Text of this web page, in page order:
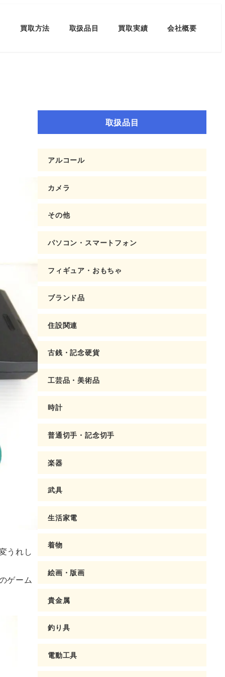
買取方法 取扱品目 買取実績 会社概要
うれし
ゲーム
取扱品目
アルコール
カメラ
その他
パソコン・スマートフォン
フィギュア・おもちゃ
ブランド品
住設関連
古銭・記念硬貨
工芸品・美術品
時計
普通切手・記念切手
楽器
武具
生活家電
着物
絵画・版画
貴金属
釣り具
電動工具